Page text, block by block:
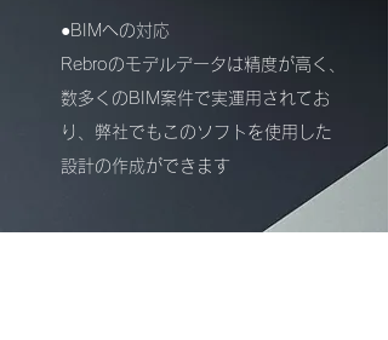
●BIMへの対応
Rebroのモデルデータは精度が高く、
数多くのBIM案件で実運用されてお
り、弊社でもこのソフトを使用した
設計の作成ができます